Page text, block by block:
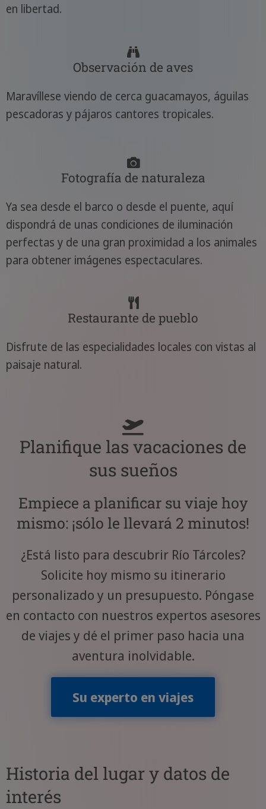
en libertad.
Observación de aves
Maravíllese viendo de cerca guacamayos, águilas
pescadoras y pájaros cantores tropicales.
Fotografía de naturaleza
Ya sea desde el barco o desde el puente, aquí
dispondrá de unas condiciones de iluminación
perfectas y de una gran proximidad a los animales
para obtener imágenes espectaculares.
Restaurante de pueblo
Disfrute de las especialidades locales con vistas al
paisaje natural.
Planifique las vacaciones de
sus sueños
Empiece a planificar su viaje hoy
mismo: ¡sólo le llevará 2 minutos!
¿Está listo para descubrir Río Tárcoles?
Solicite hoy mismo su itinerario
personalizado y un presupuesto. Póngase
en contacto con nuestros expertos asesores
de viajes y dé el primer paso hacia una
aventura inolvidable.
Su experto en viajes
Historia del lugar y datos de
interés